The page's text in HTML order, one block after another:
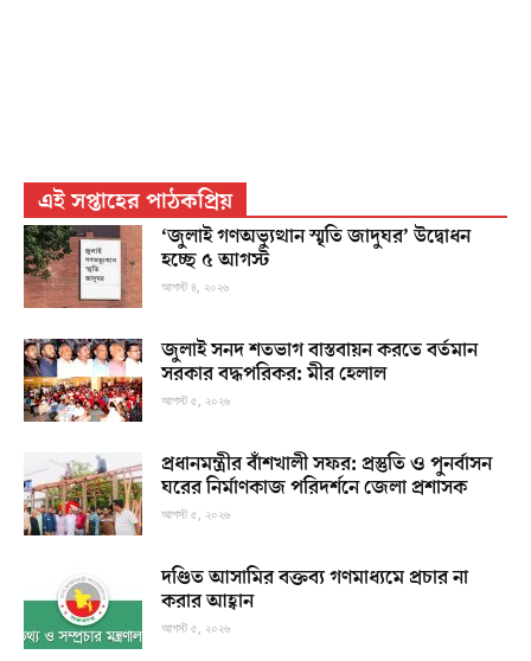
এই সপ্তাহের পাঠকপ্রিয়
‘জুলাই গণঅভ্যুত্থান স্মৃতি জাদুঘর’ উদ্বোধন
হচ্ছে ৫ আগস্ট
আগস্ট ৪, ২০২৬
জুলাই সনদ শতভাগ বাস্তবায়ন করতে বর্তমান
সরকার বদ্ধপরিকর: মীর হেলাল
আগস্ট ৫, ২০২৬
প্রধানমন্ত্রীর বাঁশখালী সফর: প্রস্তুতি ও পুনর্বাসন
ঘরের নির্মাণকাজ পরিদর্শনে জেলা প্রশাসক
আগস্ট ৫, ২০২৬
দণ্ডিত আসামির বক্তব্য গণমাধ্যমে প্রচার না
করার আহ্বান
আগস্ট ৫, ২০২৬